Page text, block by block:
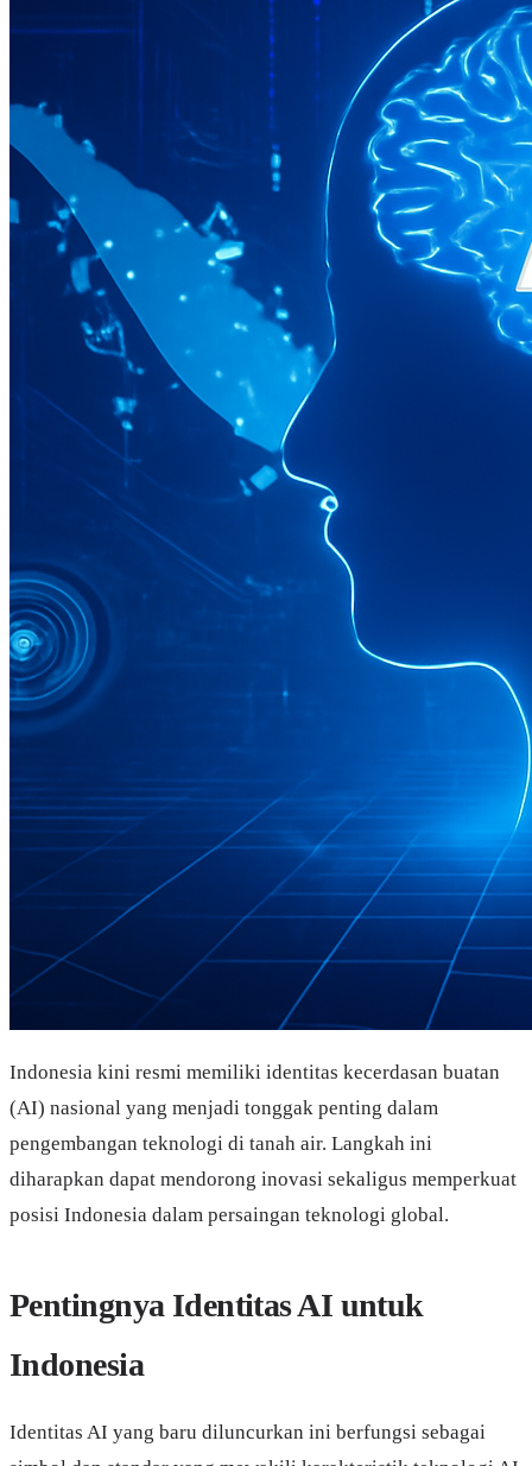
Indonesia kini resmi memiliki identitas kecerdasan buatan
(AI) nasional yang menjadi tonggak penting dalam
pengembangan teknologi di tanah air. Langkah ini
diharapkan dapat mendorong inovasi sekaligus memperkuat
posisi Indonesia dalam persaingan teknologi global.
Pentingnya Identitas AI untuk
Indonesia
Identitas AI yang baru diluncurkan ini berfungsi sebagai